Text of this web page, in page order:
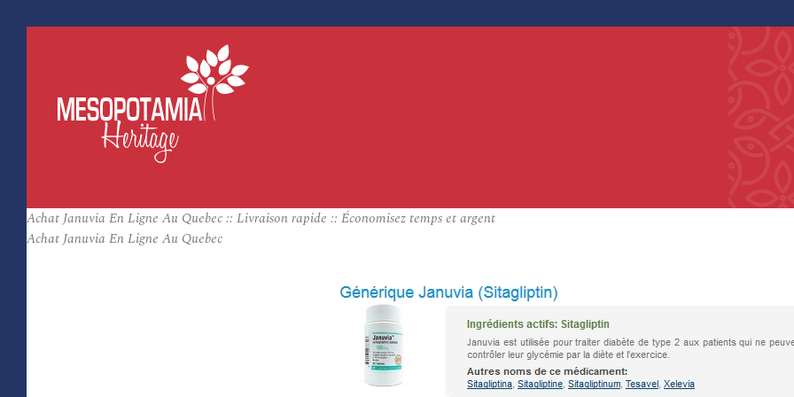
Achat Januvia En Ligne Au Quebec :: Livraison rapide :: Économisez temps et argent
Achat Januvia En Ligne Au Quebec